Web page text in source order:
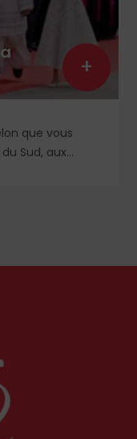
que vous
Sud, aux
+